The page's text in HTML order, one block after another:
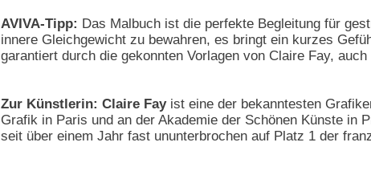
AVIVA-Tipp: Das Malbuch ist die perfekte Begleitung für
innere Gleichgewicht zu bewahren, es bringt ein kurzes
garantiert durch die gekonnten Vorlagen von Claire Fay,
Zur Künstlerin: Claire Fayist eine der bekanntesten
Grafik in Paris und an der Akademie der Schönen Künste
seit über einem Jahr fast ununterbrochen auf Platz 1 der